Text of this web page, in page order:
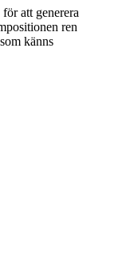
att generera
ren
känns